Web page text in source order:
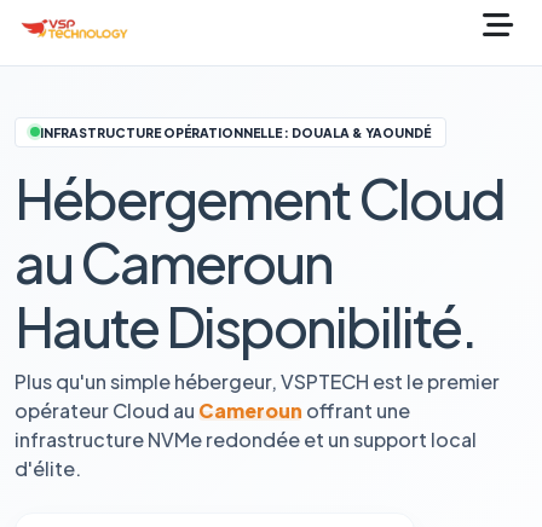
INFRASTRUCTURE OPÉRATIONNELLE : DOUALA & YAOUNDÉ
Hébergement Cloud
au Cameroun
Haute Disponibilité.
Plus qu'un simple hébergeur, VSPTECH est le premier
opérateur Cloud au Cameroun offrant une
infrastructure NVMe redondée et un support local
d'élite.